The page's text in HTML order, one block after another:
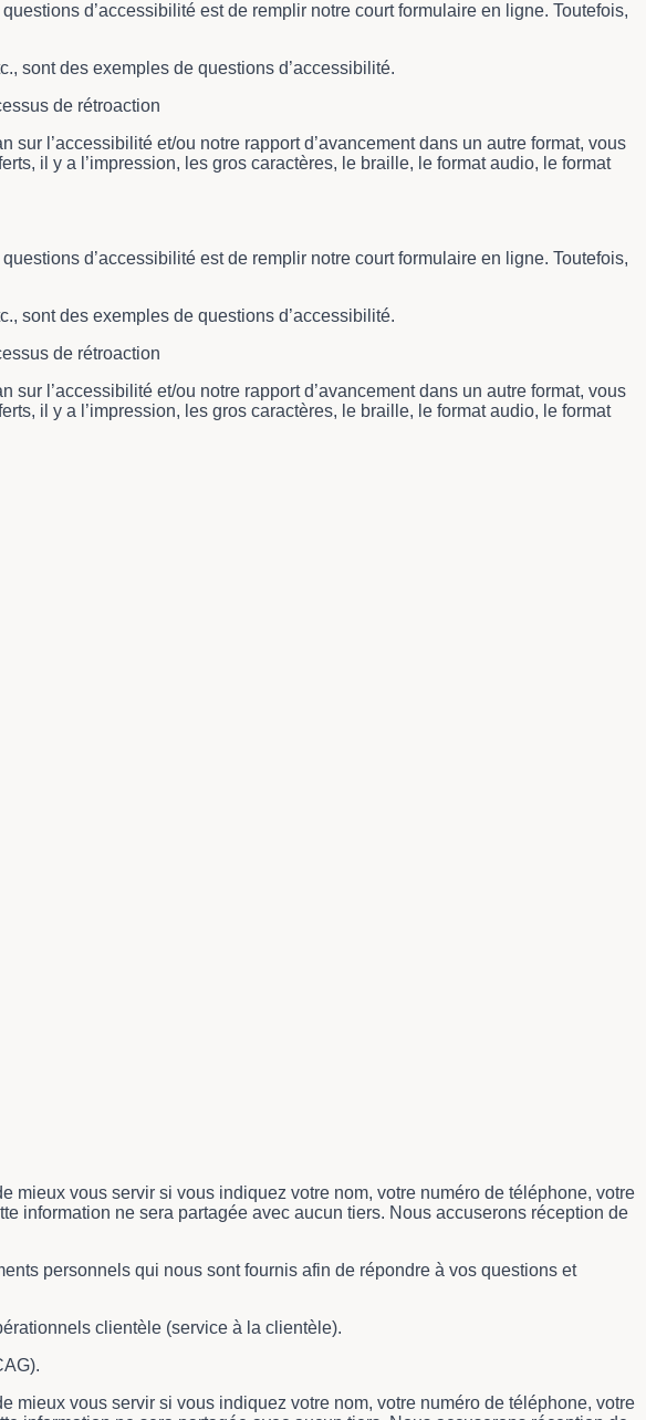
d’accessibilité est de remplir notre court formulaire en ligne. Toutefois,
sont des exemples de questions d’accessibilité.
de rétroaction
l’accessibilité et/ou notre rapport d’avancement dans un autre format, vous
il y a l’impression, les gros caractères, le braille, le format audio, le format
d’accessibilité est de remplir notre court formulaire en ligne. Toutefois,
sont des exemples de questions d’accessibilité.
de rétroaction
l’accessibilité et/ou notre rapport d’avancement dans un autre format, vous
il y a l’impression, les gros caractères, le braille, le format audio, le format
mieux vous servir si vous indiquez votre nom, votre numéro de téléphone, votre
information ne sera partagée avec aucun tiers. Nous accuserons réception de
personnels qui nous sont fournis afin de répondre à vos questions et
clientèle (service à la clientèle).
mieux vous servir si vous indiquez votre nom, votre numéro de téléphone, votre